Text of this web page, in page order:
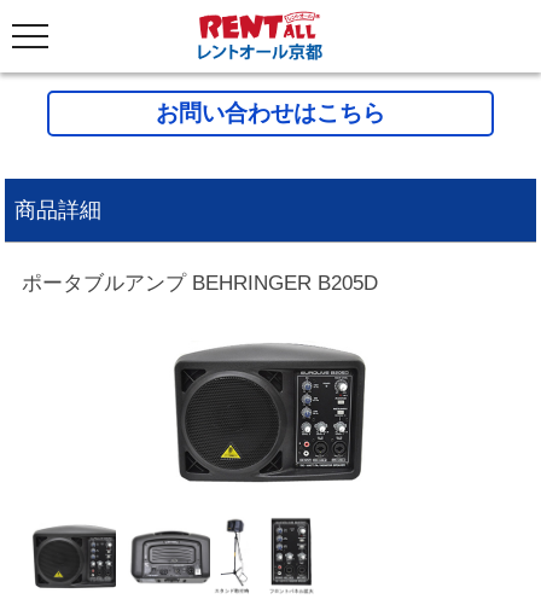
お問い合わせはこちら
商品詳細
ポータブルアンプ BEHRINGER B205D